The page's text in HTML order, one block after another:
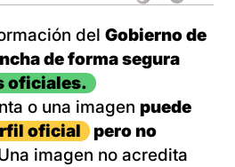
del Gobierno de
de forma segura
oficiales.
o una imagen puede
oficial
pero no
imagen no acredita